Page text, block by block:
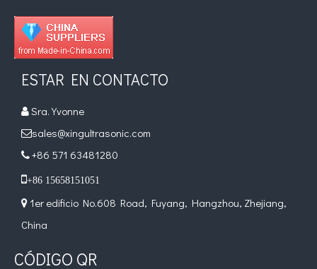
ESTAR EN CONTACTO
 Sra. Yvonne
sales@xingultrasonic.com
 +86 571 63481280
+86 15658151051
 1er edificio No.608 Road, Fuyang, Hangzhou, Zhejiang,
China
CÓDIGO QR